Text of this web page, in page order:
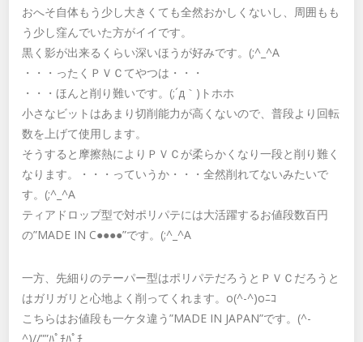
おへそ自体もう少し大きくても全然おかしくないし、周囲もも
う少し窪んでいた方がイイです。
黒く影が出来るくらい深いほうが好みです。(;^_^A
・・・ったくＰＶＣてやつは・・・
・・・ほんと削り難いです。(;´д｀)トホホ
小さなビットはあまり切削能力が高くないので、普段より回転
数を上げて使用します。
そうすると摩擦熱によりＰＶＣが柔らかくなり一段と削り難く
なります。・・・っていうか・・・全然削れてないみたいで
す。(;^_^A
ティアドロップ型で対ポリパテには大活躍するお値段数百円
の”MADE IN C●●●●”です。(;^_^A
一方、先細りのテーパー型はポリパテだろうとＰＶＣだろうと
はガリガリと心地よく削ってくれます。o(^-^)oﾆｺ
こちらはお値段も一ケタ違う”MADE IN JAPAN”です。(^-
^)//””ﾊﾟﾁﾊﾟﾁ